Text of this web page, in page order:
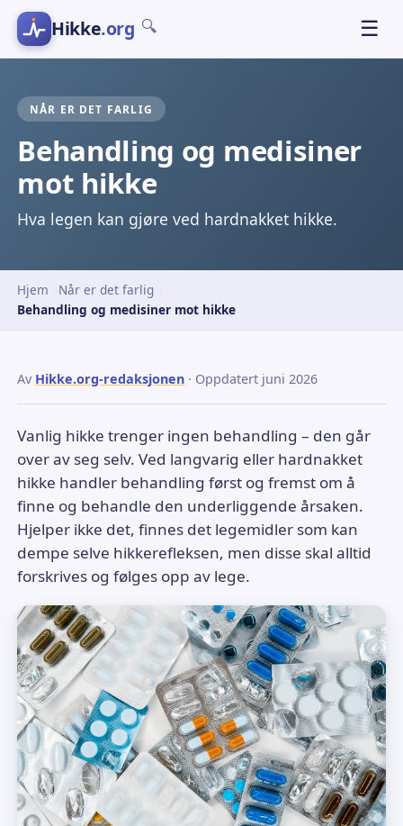
Hikke.org 🔍 ☰
NÅR ER DET FARLIG
Behandling og medisiner
mot hikke
Hva legen kan gjøre ved hardnakket hikke.
Hjem
Når er det farlig
Behandling og medisiner mot hikke
Av Hikke.org-redaksjonen · Oppdatert juni 2026
Vanlig hikke trenger ingen behandling – den går
over av seg selv. Ved langvarig eller hardnakket
hikke handler behandling først og fremst om å
finne og behandle den underliggende årsaken.
Hjelper ikke det, finnes det legemidler som kan
dempe selve hikkerefleksen, men disse skal alltid
forskrives og følges opp av lege.